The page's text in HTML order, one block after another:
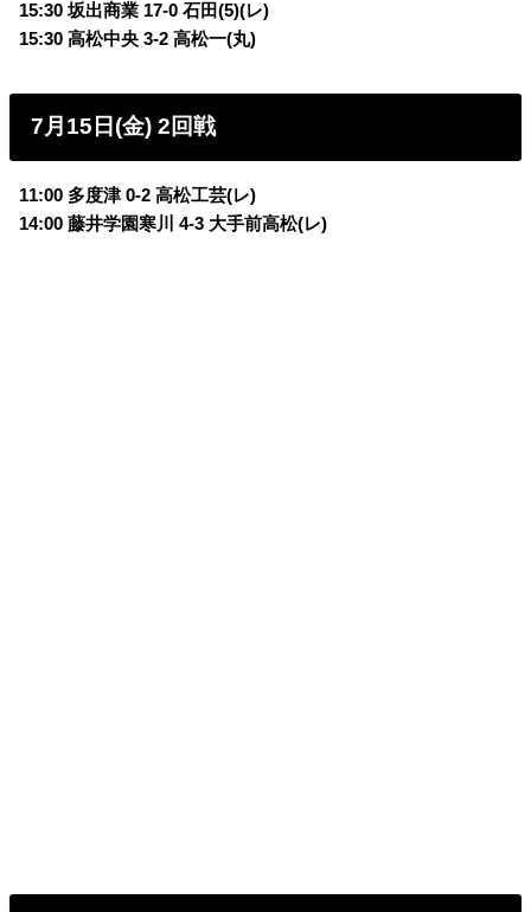
15:30 坂出商業 17-0 石田(5)(レ)
15:30 高松中央 3-2 高松一(丸)
7月15日(金) 2回戦
11:00 多度津 0-2 高松工芸(レ)
14:00 藤井学園寒川 4-3 大手前高松(レ)